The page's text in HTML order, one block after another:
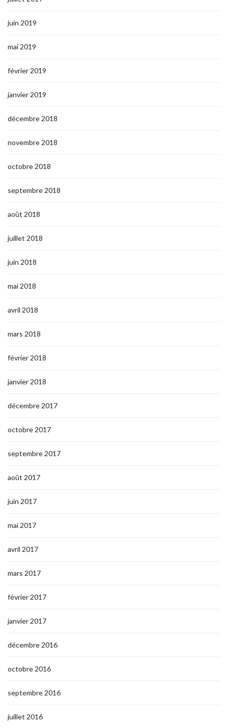
juin 2019
mai 2019
février 2019
janvier 2019
décembre 2018
novembre 2018
octobre 2018
septembre 2018
août 2018
juillet 2018
juin 2018
mai 2018
avril 2018
mars 2018
février 2018
janvier 2018
décembre 2017
octobre 2017
septembre 2017
août 2017
juin 2017
mai 2017
avril 2017
mars 2017
février 2017
janvier 2017
décembre 2016
octobre 2016
septembre 2016
juillet 2016